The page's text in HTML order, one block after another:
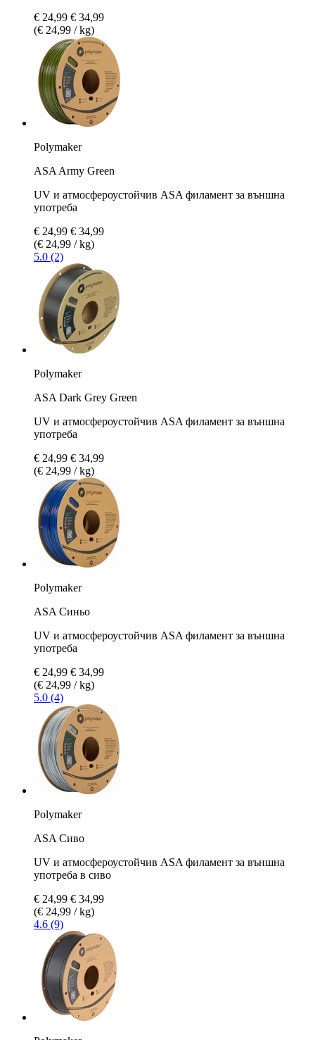
€ 24,99 € 34,99
(€ 24,99 / kg)
Polymaker
ASA Army Green
UV и атмосфероустойчив ASA филамент за външна
употреба
€ 24,99 € 34,99
(€ 24,99 / kg)
5.0 (2)
Polymaker
ASA Dark Grey Green
UV и атмосфероустойчив ASA филамент за външна
употреба
€ 24,99 € 34,99
(€ 24,99 / kg)
Polymaker
ASA Синьо
UV и атмосфероустойчив ASA филамент за външна
употреба
€ 24,99 € 34,99
(€ 24,99 / kg)
5.0 (4)
Polymaker
ASA Сиво
UV и атмосфероустойчив ASA филамент за външна
употреба в сиво
€ 24,99 € 34,99
(€ 24,99 / kg)
4.6 (9)